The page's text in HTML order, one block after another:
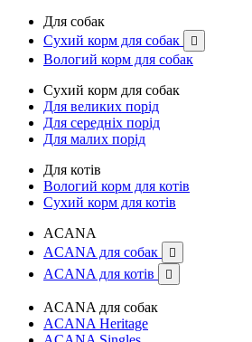
Для собак
Сухий корм для собак

Вологий корм для собак
Сухий корм для собак
Для великих порід
Для середніх порід
Для малих порід
Для котів
Вологий корм для котів
Сухий корм для котів
ACANA
ACANA для собак

ACANA для котів 
ACANA для собак
ACANA Heritage